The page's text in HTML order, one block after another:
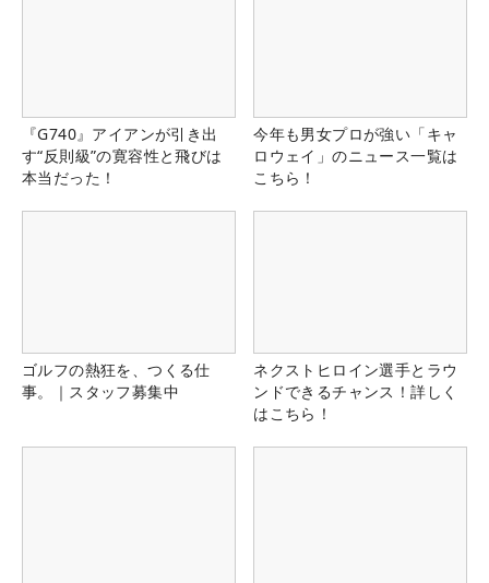
『G740』アイアンが引き出
す“反則級”の寛容性と飛びは
本当だった！
今年も男女プロが強い「キャ
ロウェイ」のニュース一覧は
こちら！
ゴルフの熱狂を、つくる仕
事。｜スタッフ募集中
ネクストヒロイン選手とラウ
ンドできるチャンス！詳しく
はこちら！